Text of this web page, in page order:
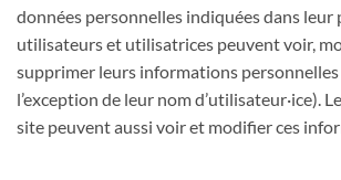
données personnelles indiquées dans leur
utilisateurs et utilisatrices peuvent voir,
supprimer leurs informations
l’exception de leur nom d’utilisateur·ice).
site peuvent aussi voir et modifier ces